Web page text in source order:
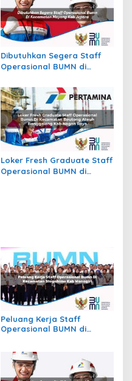
Dibutuhkan Segera Staff
Operasional BUMN di
Jepara
Loker Fresh Graduate Staff
Operasional BUMN di
Peluang Kerja Staff
Operasional BUMN di